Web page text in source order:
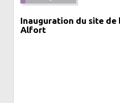
Inauguration du site de
Alfort